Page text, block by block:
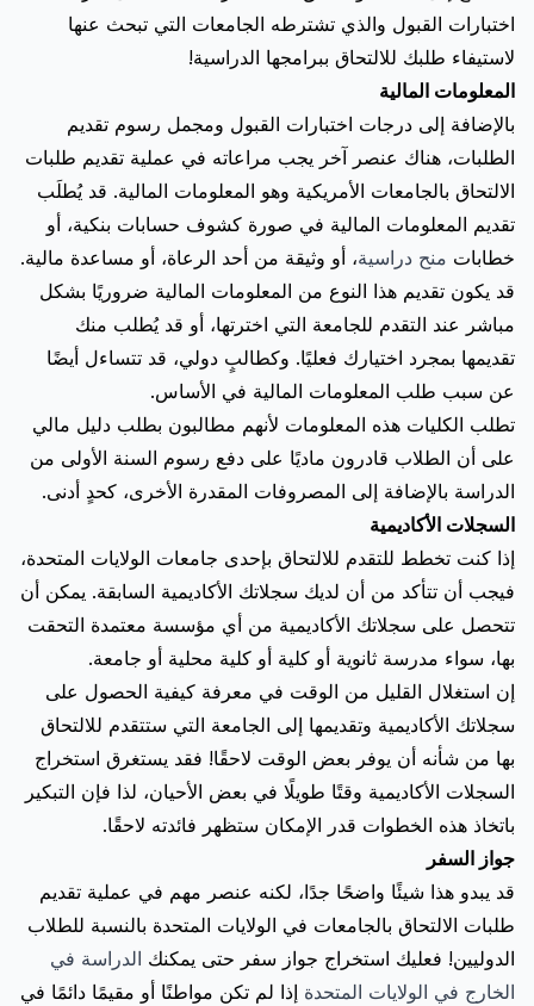
اختبارات القبول والذي تشترطه الجامعات التي تبحث عنها
لاستيفاء طلبك للالتحاق ببرامجها الدراسية!
المعلومات المالية
بالإضافة إلى درجات اختبارات القبول ومجمل رسوم تقديم
الطلبات، هناك عنصر آخر يجب مراعاته في عملية تقديم طلبات
الالتحاق بالجامعات الأمريكية وهو المعلومات المالية. قد يُطلَب
تقديم المعلومات المالية في صورة كشوف حسابات بنكية، أو
خطابات منح دراسية، أو وثيقة من أحد الرعاة، أو مساعدة مالية.
قد يكون تقديم هذا النوع من المعلومات المالية ضروريًا بشكل
مباشر عند التقدم للجامعة التي اخترتها، أو قد يُطلب منك
تقديمها بمجرد اختيارك فعليًا. وكطالبٍ دولي، قد تتساءل أيضًا
عن سبب طلب المعلومات المالية في الأساس.
تطلب الكليات هذه المعلومات لأنهم مطالبون بطلب دليل مالي
على أن الطلاب قادرون ماديًا على دفع رسوم السنة الأولى من
الدراسة بالإضافة إلى المصروفات المقدرة الأخرى، كحدٍ أدنى.
السجلات الأكاديمية
إذا كنت تخطط للتقدم للالتحاق بإحدى جامعات الولايات المتحدة،
فيجب أن تتأكد من أن لديك سجلاتك الأكاديمية السابقة. يمكن أن
تتحصل على سجلاتك الأكاديمية من أي مؤسسة معتمدة التحقت
بها، سواء مدرسة ثانوية أو كلية أو كلية محلية أو جامعة.
إن استغلال القليل من الوقت في معرفة كيفية الحصول على
سجلاتك الأكاديمية وتقديمها إلى الجامعة التي ستتقدم للالتحاق
بها من شأنه أن يوفر بعض الوقت لاحقًا! فقد يستغرق استخراج
السجلات الأكاديمية وقتًا طويلًا في بعض الأحيان، لذا فإن التبكير
باتخاذ هذه الخطوات قدر الإمكان ستظهر فائدته لاحقًا.
جواز السفر
قد يبدو هذا شيئًا واضحًا جدًا، لكنه عنصر مهم في عملية تقديم
طلبات الالتحاق بالجامعات في الولايات المتحدة بالنسبة للطلاب
الدوليين! فعليك استخراج جواز سفر حتى يمكنك الدراسة في
الخارج في الولايات المتحدة إذا لم تكن مواطنًا أو مقيمًا دائمًا في